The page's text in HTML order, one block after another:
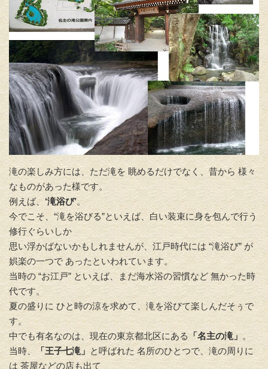
滝の楽しみ方には、ただ滝を 眺めるだけでなく、昔から 様々
なものがあった様です。
例えば、 ‘滝浴び’。
今でこそ、“滝を浴びる”といえば、白い装束に身を包んで行う
修行ぐらいしか
思い浮かばないかもしれませんが、江戸時代には “滝浴び” が
娯楽の一つで あったといわれています。
当時の “お江戸” といえば、まだ海水浴の習慣など 無かった時
代です。
夏の盛りに ひと時の涼を求めて、滝を浴びて楽しんだそぅで
す。
中でも有名なのは、現在の東京都北区にある「名主の滝」 。
当時、
「王子七滝」 と呼ばれた 名所のひとつで、滝の周りに
は 茶屋などの店も出て